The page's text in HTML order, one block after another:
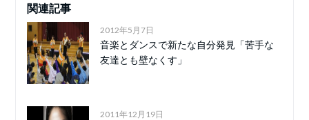
関連記事
2012年5月7日
音楽とダンスで新たな自分発見「苦手な
友達とも壁なくす」
2011年12月19日